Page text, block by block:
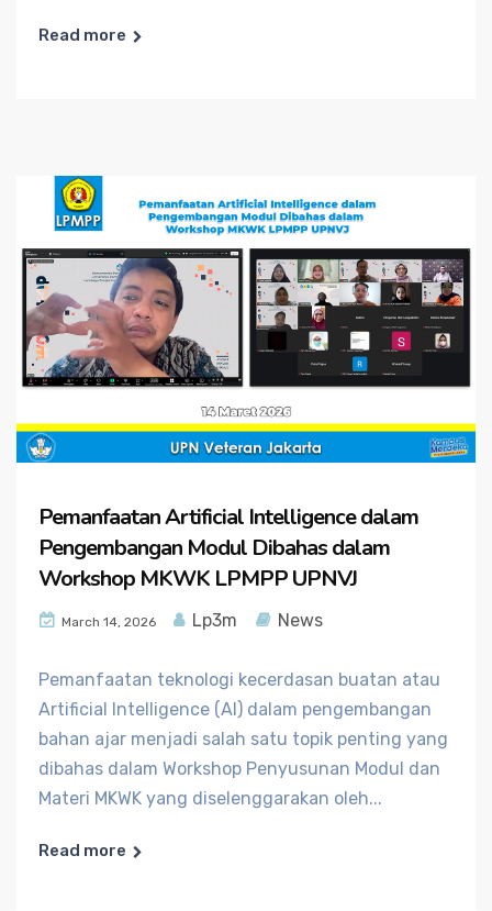
Read more
Pemanfaatan Artificial Intelligence dalam
Pengembangan Modul Dibahas dalam
Workshop MKWK LPMPP UPNVJ
March 14, 2026 Lp3m News
Pemanfaatan teknologi kecerdasan buatan atau
Artificial Intelligence (AI) dalam pengembangan
bahan ajar menjadi salah satu topik penting yang
dibahas dalam Workshop Penyusunan Modul dan
Materi MKWK yang diselenggarakan oleh...
Read more